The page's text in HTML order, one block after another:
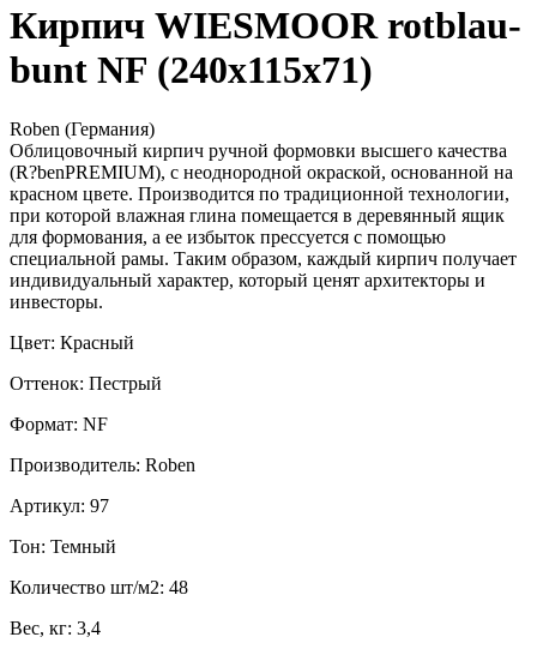
Кирпич WIESMOOR rotblau-
bunt NF (240x115x71)
Roben (Германия)
Облицовочный кирпич ручной формовки высшего качества
(R?benPREMIUM), с неоднородной окраской, основанной на
красном цвете. Производится по традиционной технологии,
при которой влажная глина помещается в деревянный ящик
для формования, а ее избыток прессуется с помощью
специальной рамы. Таким образом, каждый кирпич получает
индивидуальный характер, который ценят архитекторы и
инвесторы.
Цвет: Красный
Оттенок: Пестрый
Формат: NF
Производитель: Roben
Артикул: 97
Тон: Темный
Количество шт/м2: 48
Вес, кг: 3,4